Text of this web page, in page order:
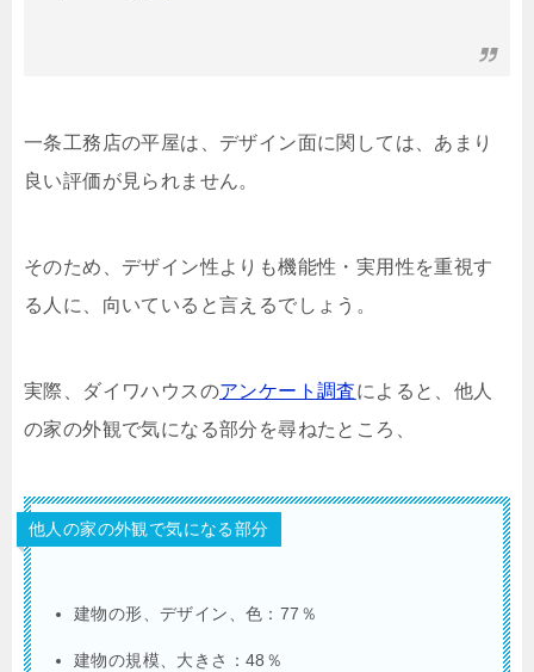
一条工務店の平屋は、デザイン面に関しては、あまり
良い評価が見られません。
そのため、デザイン性よりも機能性・実用性を重視す
る人に、向いていると言えるでしょう。
実際、ダイワハウスのアンケート調査によると、他人
の家の外観で気になる部分を尋ねたところ、
他人の家の外観で気になる部分
建物の形、デザイン、色：77％
建物の規模、大きさ：48％